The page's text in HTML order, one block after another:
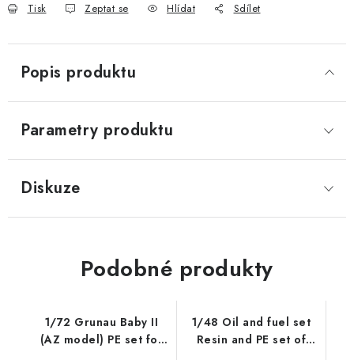
Tisk Zeptat se Hlídat Sdílet
Popis produktu
Parametry produktu
Diskuze
Podobné produkty
1/72 Grunau Baby II
(AZ model) PE set for
1/48 Oil and fuel set
Resin and PE set of